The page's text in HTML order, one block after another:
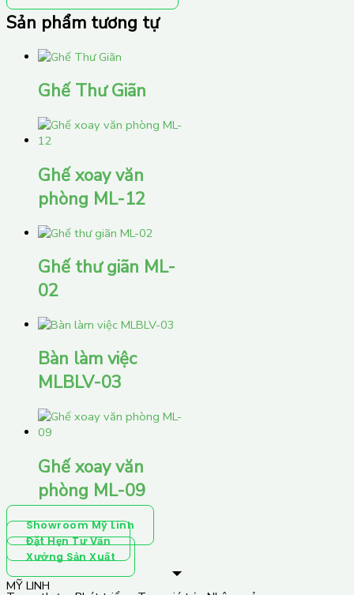
Sản phẩm tương tự
Ghế Thư Giãn
Ghế xoay văn
phòng ML-12
Ghế thư giãn ML-
02
Bàn làm việc
MLBLV-03
Ghế xoay văn
phòng ML-09
Showroom Mỹ Linh
Đặt Hẹn Tư Vấn
Xưởng Sản Xuất
MỸ LINH